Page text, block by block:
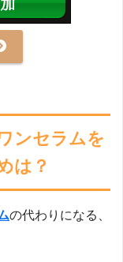
ンセラムを
は？
の代わりになる、